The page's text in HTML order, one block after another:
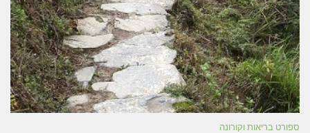
ספורט בריאות וקורונה